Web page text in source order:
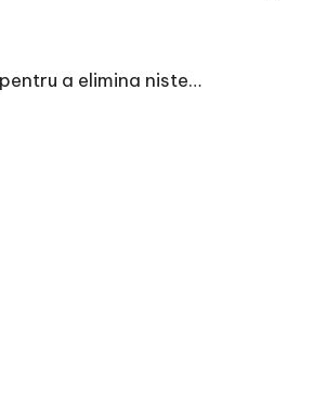
a elimina niste…